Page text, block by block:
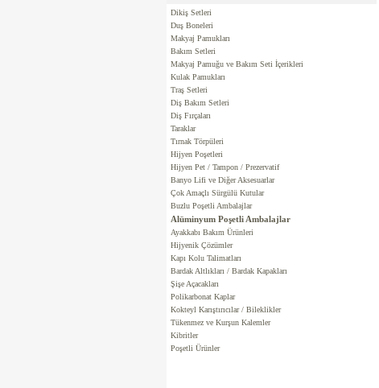
Dikiş Setleri
Duş Boneleri
Makyaj Pamukları
Bakım Setleri
Makyaj Pamuğu ve Bakım Seti İçerikleri
Kulak Pamukları
Traş Setleri
Diş Bakım Setleri
Diş Fırçaları
Taraklar
Tırnak Törpüleri
Hijyen Poşetleri
Hijyen Pet / Tampon / Prezervatif
Banyo Lifi ve Diğer Aksesuarlar
Çok Amaçlı Sürgülü Kutular
Buzlu Poşetli Ambalajlar
Alüminyum Poşetli Ambalajlar
Ayakkabı Bakım Ürünleri
Hijyenik Çözümler
Kapı Kolu Talimatları
Bardak Altlıkları / Bardak Kapakları
Şişe Açacakları
Polikarbonat Kaplar
Kokteyl Karıştırıcılar / Bileklikler
Tükenmez ve Kurşun Kalemler
Kibritler
Poşetli Ürünler